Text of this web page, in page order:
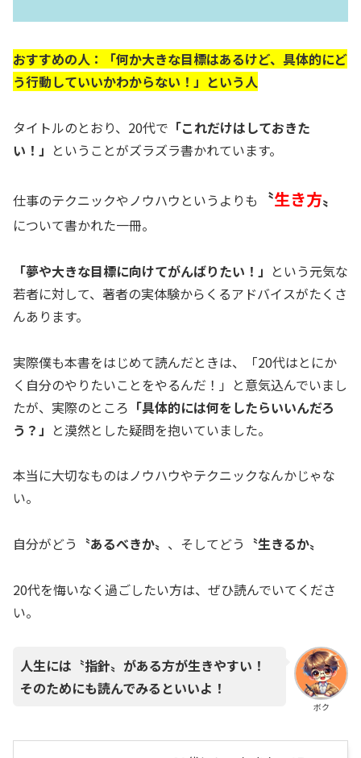
おすすめの人：「何か大きな目標はあるけど、具体的にど
う行動していいかわからない！」という人
タイトルのとおり、20代で 「これだけはしておきた
い！」 ということがズラズラ書かれています。
仕事のテクニックやノウハウというよりも 〝生き方〟
について書かれた一冊。
「夢や大きな目標に向けてがんばりたい！」 という元気な
若者に対して、著者の実体験からくるアドバイスがたくさ
んあります。
実際僕も本書をはじめて読んだときは、「20代はとにか
く自分のやりたいことをやるんだ！」と意気込んでいまし
たが、実際のところ 「具体的には何をしたらいいんだろ
う？」 と漠然とした疑問を抱いていました。
本当に大切なものはノウハウやテクニックなんかじゃな
い。
自分がどう 〝あるべきか〟 、そしてどう 〝生きるか〟
20代を悔いなく過ごしたい方は、ぜひ読んでいてくださ
い。
ボク
人生には〝指針〟がある方が生きやすい！
そのためにも読んでみるといいよ！